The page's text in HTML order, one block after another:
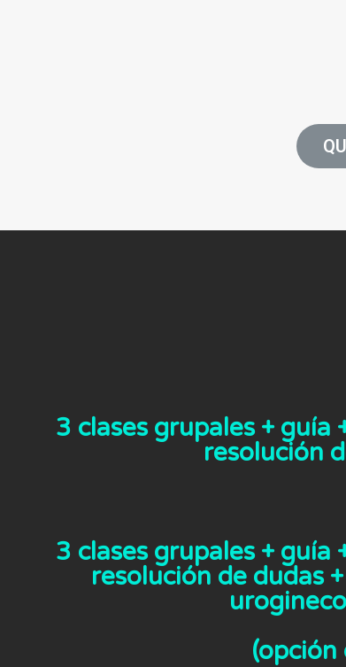
3 clases grupales +
resolución
3 clases grupales +
resolución de dudas
(opción